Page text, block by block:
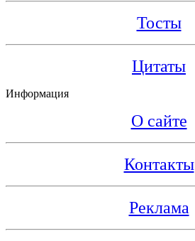
Тосты
Цитаты
Информация
О сайте
Контакты
Реклама